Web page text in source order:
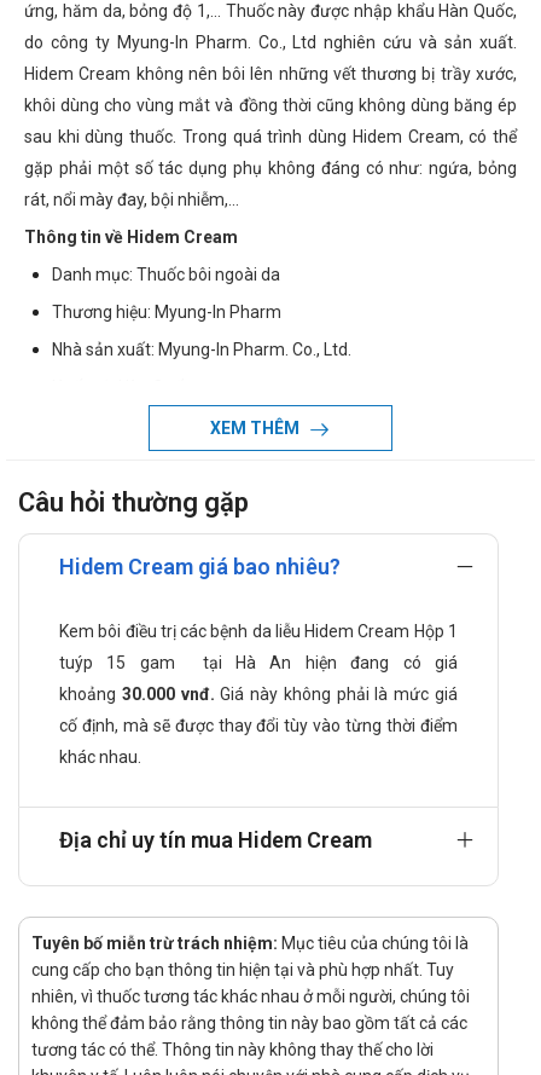
ứng, hăm da, bỏng độ 1,... Thuốc này được nhập khẩu Hàn Quốc,
do công ty Myung-In Pharm. Co., Ltd nghiên cứu và sản xuất.
Hidem Cream không nên bôi lên những vết thương bị trầy xước,
khôi dùng cho vùng mắt và đồng thời cũng không dùng băng ép
sau khi dùng thuốc. Trong quá trình dùng Hidem Cream, có thể
gặp phải một số tác dụng phụ không đáng có như: ngứa, bỏng
rát, nổi mày đay, bội nhiễm,...
Thông tin về Hidem Cream
Danh mục: Thuốc bôi ngoài da
Thương hiệu: Myung-In Pharm
Nhà sản xuất: Myung-In Pharm. Co., Ltd.
Thành phần của Hidem Cream
Betamethason dipropionat: 0,64 mg
Clotrimazol: 10 mg
Tá dược: Stearyl alcohol, cetanol, dầu khoáng trắng, paraffin
lỏng, isopropyl myristat, polyethylene glycol 400, glycerin,
natri pyrosulfit, natri benzoat, silicon resin, sorbitan stearat,
polysorbat 20, nước tinh khiết.
Hidem Cream được chỉ định để điều trị các tình trạng da như:
Viêm da dị ứng
Viêm da tiếp xúc
Hăm da
Viêm da do ánh sáng mặt trời
Vảy nến
XEM THÊM
Câu hỏi thường gặp
Hidem Cream giá bao nhiêu?
Kem bôi điều trị các bệnh da liễu Hidem Cream Hộp 1
tuýp 15 gam tại Hà An hiện đang có giá
khoảng 30.000 vnđ. Giá này không phải là mức giá
cố định, mà sẽ được thay đổi tùy vào từng thời điểm
khác nhau.
Địa chỉ uy tín mua Hidem Cream
Tuyên bố miễn trừ trách nhiệm: Mục tiêu của chúng tôi là
cung cấp cho bạn thông tin hiện tại và phù hợp nhất. Tuy
nhiên, vì thuốc tương tác khác nhau ở mỗi người, chúng tôi
không thể đảm bảo rằng thông tin này bao gồm tất cả các
tương tác có thể. Thông tin này không thay thế cho lời